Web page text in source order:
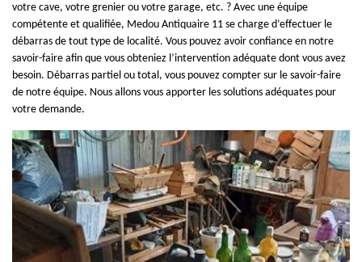
votre cave, votre grenier ou votre garage, etc. ? Avec une équipe
compétente et qualifiée, Medou Antiquaire 11 se charge d’effectuer le
débarras de tout type de localité. Vous pouvez avoir confiance en notre
savoir-faire afin que vous obteniez l’intervention adéquate dont vous avez
besoin. Débarras partiel ou total, vous pouvez compter sur le savoir-faire
de notre équipe. Nous allons vous apporter les solutions adéquates pour
votre demande.